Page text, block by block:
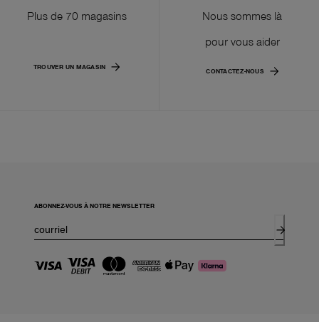
Plus de 70 magasins
TROUVER UN MAGASIN
Nous sommes là
pour vous aider
CONTACTEZ-NOUS
ABONNEZ-VOUS À NOTRE NEWSLETTER